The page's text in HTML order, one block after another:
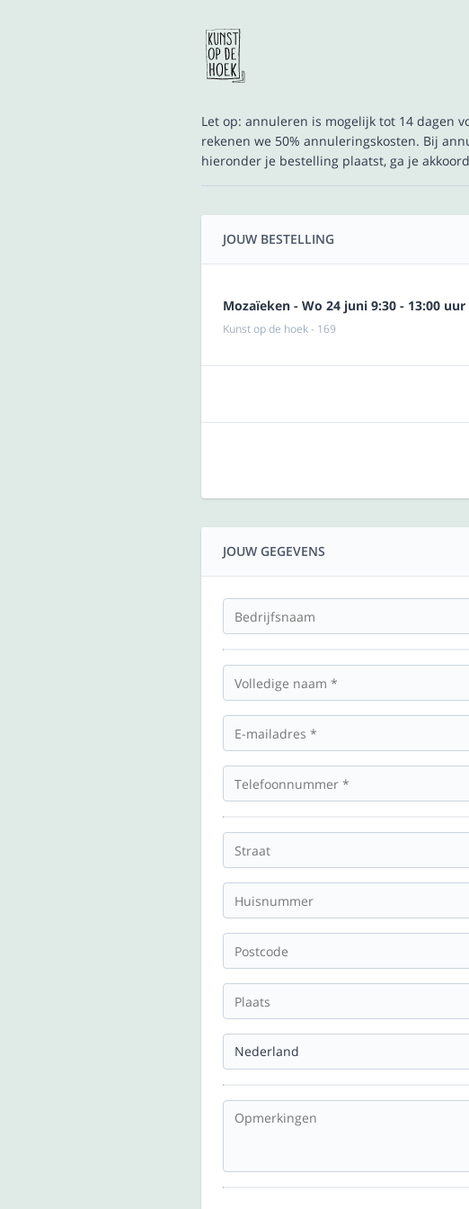
Let op: annuleren is mogelijk tot 14 dagen
rekenen we 50% annuleringskosten. Bij
hieronder je bestelling plaatst, ga je
JOUW BESTELLING
Mozaïeken - Wo 24 juni 9:30 - 13:00 uur
Kunst op de hoek - 169
JOUW GEGEVENS